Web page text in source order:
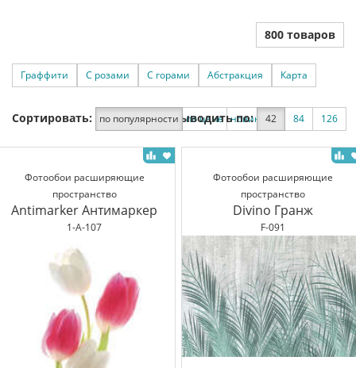
800 товаров
Граффити С розами С горами Абстракция Карта
Сортировать: по популярности по цене новинки по скидке
Выводить по: 42 84 126
Фотообои расширяющие
пространство
Antimarker Антимаркер
1-A-107
Фотообои расширяющие
пространство
Divino Гранж
F-091